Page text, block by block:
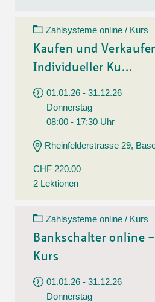
Zahlsysteme online / Kurs
Kaufen und
Individueller Ku...
01.01.26 - 31.12.26
Donnerstag
08:00 - 17:30 Uhr
Rheinfelderstrasse 29,
CHF 220.00
2 Lektionen
Zahlsysteme online / Kurs
Bankschalter online
Kurs
01.01.26 - 31.12.26
Donnerstag